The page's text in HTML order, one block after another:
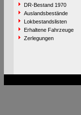
DR-Bestand 1970
Auslandsbestände
Lokbestandslisten
Erhaltene Fahrzeuge
Zerlegungen